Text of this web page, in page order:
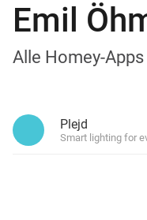
Emil
Alle Homey-
Plejd
Smart lighting for